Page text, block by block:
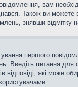
вам
Також ви можете
знявши відмітку
першого
Введіть питання для
відповіді, які